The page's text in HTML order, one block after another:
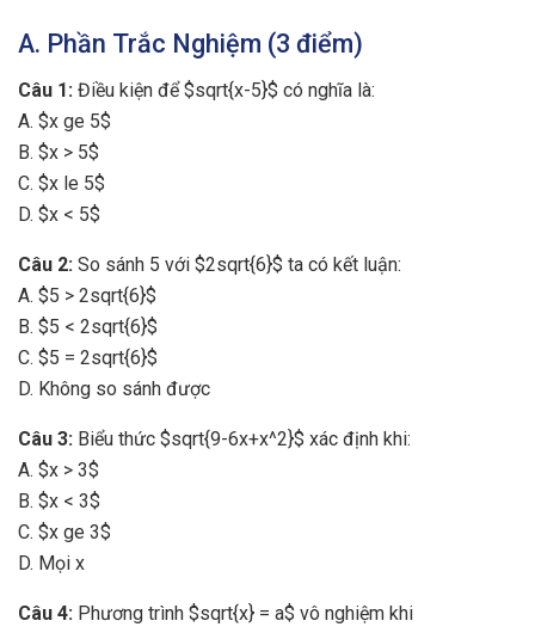
A. Phần Trắc Nghiệm (3 điểm)
Câu 1: Điều kiện để $sqrt{x-5}$ có nghĩa là:
A. $x ge 5$
B. $x > 5$
C. $x le 5$
D. $x < 5$
Câu 2: So sánh 5 với $2sqrt{6}$ ta có kết luận:
A. $5 > 2sqrt{6}$
B. $5 < 2sqrt{6}$
C. $5 = 2sqrt{6}$
D. Không so sánh được
Câu 3: Biểu thức $sqrt{9-6x+x^2}$ xác định khi:
A. $x > 3$
B. $x < 3$
C. $x ge 3$
D. Mọi x
Câu 4: Phương trình $sqrt{x} = a$ vô nghiệm khi